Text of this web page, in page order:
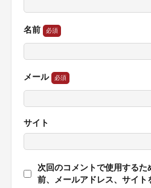
名前
メール
サイト
次回のコメントで使用するた
前、メールアドレス、サイト